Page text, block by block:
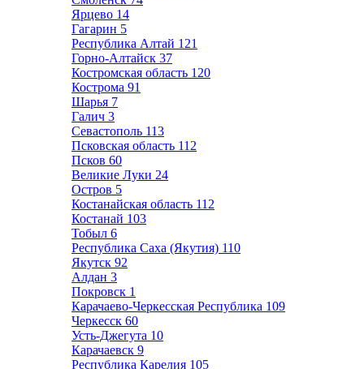
Ярцево 14
Гагарин 5
Республика Алтай 121
Горно-Алтайск 37
Костромская область 120
Кострома 91
Шарья 7
Галич 3
Севастополь 113
Псковская область 112
Псков 60
Великие Луки 24
Остров 5
Костанайская область 112
Костанай 103
Тобыл 6
Республика Саха (Якутия) 110
Якутск 92
Алдан 3
Покровск 1
Карачаево-Черкесская Республика 109
Черкесск 60
Усть-Джегута 10
Карачаевск 9
Республика Карелия 105